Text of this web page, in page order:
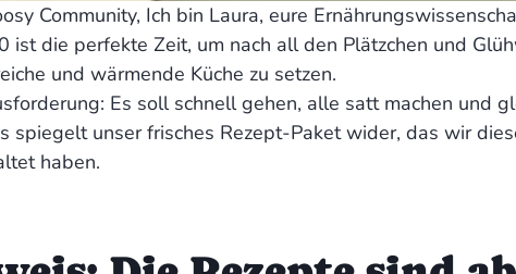
Community, Ich bin Laura, eure
ist die perfekte Zeit, um nach all den Plätzchen und
und wärmende Küche zu setzen.
Es soll schnell gehen, alle satt machen und
spiegelt unser frisches Rezept-Paket wider, das wir
haben.